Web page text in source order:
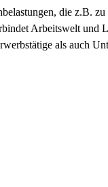
die z.B.
Arbeitswelt und
als auch